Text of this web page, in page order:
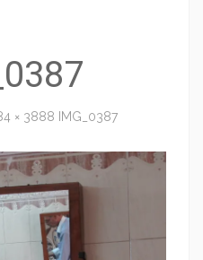
× 3888 IMG_0387